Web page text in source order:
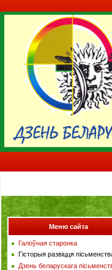
Меню сайта
Галоўная старонка
Гісторыя развіцця
Дзень беларускага